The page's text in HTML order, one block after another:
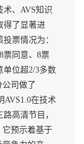
、AVS知识
得了显著进
票情况为：
票同意、8票
单位超2/3多数
司做了
AVS1.0在技术
高清节目，
它预示着基于